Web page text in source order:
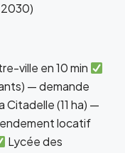
ville en 10 min
— demande
Citadelle (11 ha) —
locatif
Lycée des